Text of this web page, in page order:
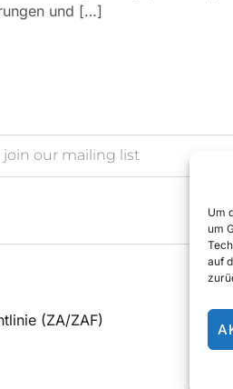
Um
um
auf
und […]
(ZA/ZAF)